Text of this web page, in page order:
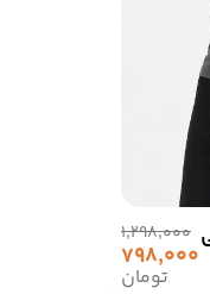
1,298,000
798,000
تومان